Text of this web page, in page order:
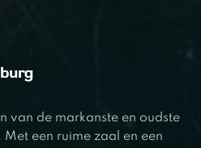
van de markanste en oudste
Met een ruime zaal en een